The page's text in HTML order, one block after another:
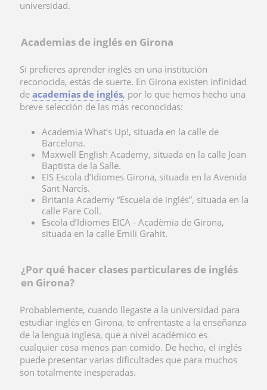
universidad.
Academias de inglés en Girona
Si prefieres aprender inglés en una institución
reconocida, estás de suerte. En Girona existen infinidad
de academias de inglés, por lo que hemos hecho una
breve selección de las más reconocidas:
Academia What’s Up!, situada en la calle de
Barcelona.
Maxwell English Academy, situada en la calle Joan
Baptista de la Salle.
EIS Escola d’Idiomes Girona, situada en la Avenida
Sant Narcís.
Britania Academy “Escuela de inglés”, situada en la
calle Pare Coll.
Escola d’Idiomes EICA - Acadèmia de Girona,
situada en la calle Emili Grahit.
¿Por qué hacer clases particulares de inglés
en Girona?
Probablemente, cuando llegaste a la universidad para
estudiar inglés en Girona, te enfrentaste a la enseñanza
de la lengua inglesa, que a nivel académico es
cualquier cosa menos pan comido. De hecho, el inglés
puede presentar varias dificultades que para muchos
son totalmente inesperadas.